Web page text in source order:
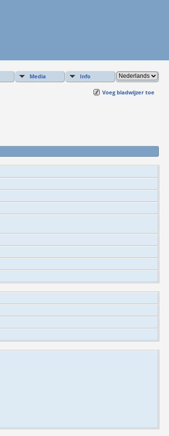
Media Info
Voeg bladwijzer toe